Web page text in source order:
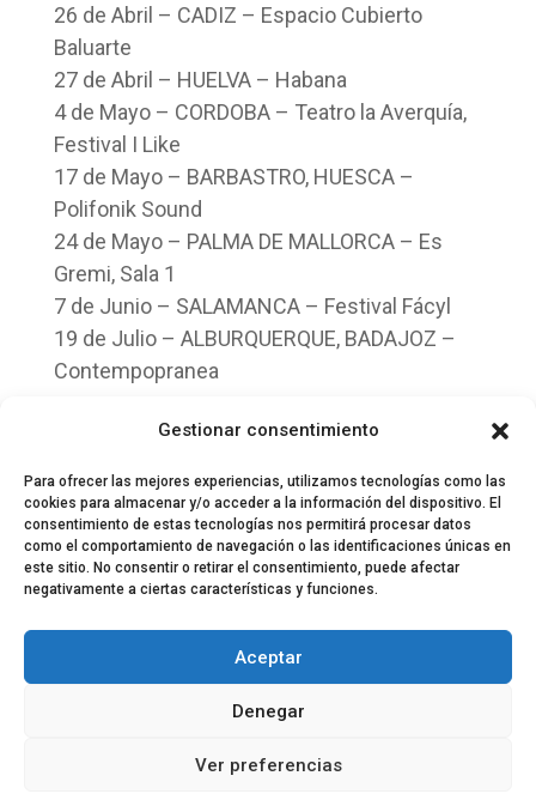
Gestionar consentimiento
Para ofrecer las mejores experiencias, utilizamos tecnologías como las
cookies para almacenar y/o acceder a la información del dispositivo. El
consentimiento de estas tecnologías nos permitirá procesar datos
como el comportamiento de navegación o las identificaciones únicas en
este sitio. No consentir o retirar el consentimiento, puede afectar
negativamente a ciertas características y funciones.
Aceptar
Denegar
Ver preferencias
26 de Abril – CADIZ – Espacio Cubierto
Baluarte
27 de Abril – HUELVA – Habana
4 de Mayo – CORDOBA – Teatro la Averquía,
Festival I Like
17 de Mayo – BARBASTRO, HUESCA –
Polifonik Sound
24 de Mayo – PALMA DE MALLORCA – Es
Gremi, Sala 1
7 de Junio – SALAMANCA – Festival Fácyl
19 de Julio – ALBURQUERQUE, BADAJOZ –
Contempopranea
20 de Julio – NIGRAN, PONTEVEDRA – Port
Equipo EPDLT Contacto